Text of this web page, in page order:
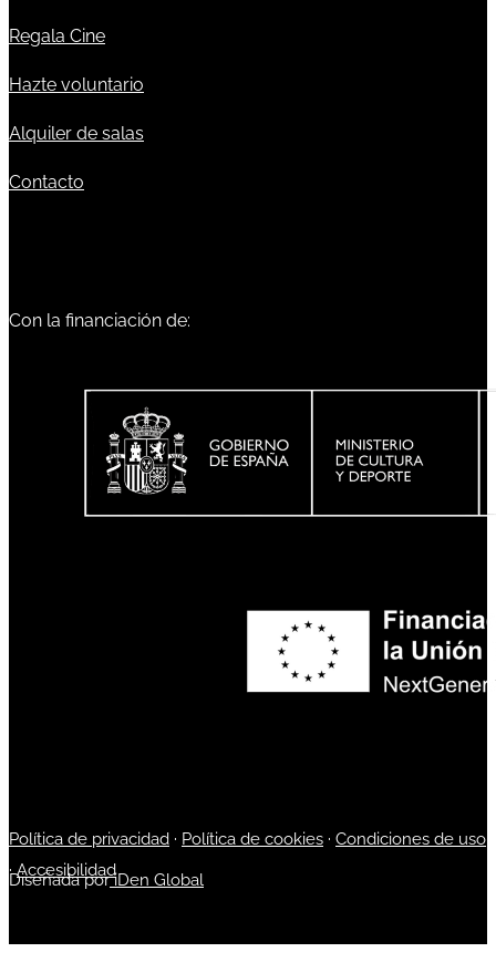
Regala Cine
Hazte voluntario
Alquiler de salas
Contacto
Con la financiación de:
Política de privacidad · Política de cookies · Condiciones de uso
·Accesibilidad
Diseñada poriDen Global